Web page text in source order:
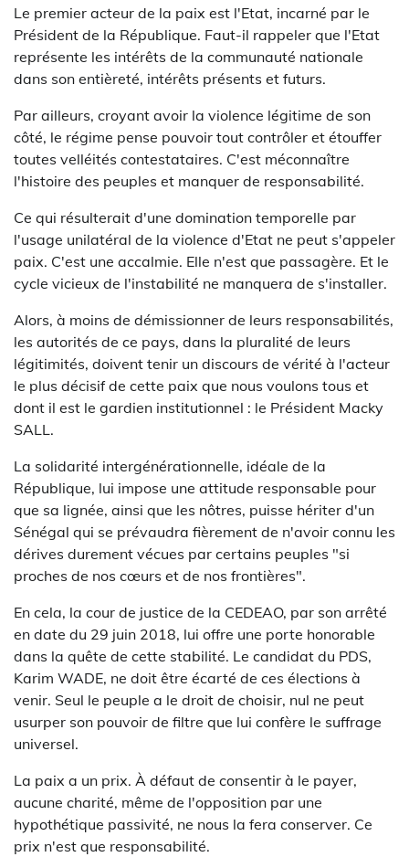
Le premier acteur de la paix est l'Etat, incarné par le
Président de la République. Faut-il rappeler que l'Etat
représente les intérêts de la communauté nationale
dans son entièreté, intérêts présents et futurs.
Par ailleurs, croyant avoir la violence légitime de son
côté, le régime pense pouvoir tout contrôler et étouffer
toutes velléités contestataires. C'est méconnaître
l'histoire des peuples et manquer de responsabilité.
Ce qui résulterait d'une domination temporelle par
l'usage unilatéral de la violence d'Etat ne peut s'appeler
paix. C'est une accalmie. Elle n'est que passagère. Et le
cycle vicieux de l'instabilité ne manquera de s'installer.
Alors, à moins de démissionner de leurs responsabilités,
les autorités de ce pays, dans la pluralité de leurs
légitimités, doivent tenir un discours de vérité à l'acteur
le plus décisif de cette paix que nous voulons tous et
dont il est le gardien institutionnel : le Président Macky
SALL.
La solidarité intergénérationnelle, idéale de la
République, lui impose une attitude responsable pour
que sa lignée, ainsi que les nôtres, puisse hériter d'un
Sénégal qui se prévaudra fièrement de n'avoir connu les
dérives durement vécues par certains peuples "si
proches de nos cœurs et de nos frontières".
En cela, la cour de justice de la CEDEAO, par son arrêté
en date du 29 juin 2018, lui offre une porte honorable
dans la quête de cette stabilité. Le candidat du PDS,
Karim WADE, ne doit être écarté de ces élections à
venir. Seul le peuple a le droit de choisir, nul ne peut
usurper son pouvoir de filtre que lui confère le suffrage
universel.
La paix a un prix. À défaut de consentir à le payer,
aucune charité, même de l'opposition par une
hypothétique passivité, ne nous la fera conserver. Ce
prix n'est que responsabilité.